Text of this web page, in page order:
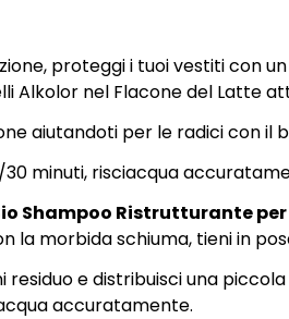
proteggi i tuoi vestiti
Alkolor nel Flacone del Latte
aiutandoti per le radici con il
minuti, risciacqua
Shampoo Ristrutturante
la morbida schiuma, tieni in
residuo e distribuisci una
accuratamente.